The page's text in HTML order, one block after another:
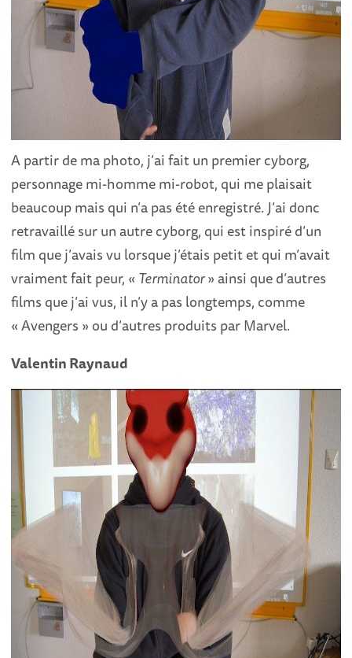
A partir de ma photo, j’ai fait un premier cyborg,
personnage mi-homme mi-robot, qui me plaisait
beaucoup mais qui n’a pas été enregistré. J’ai donc
retravaillé sur un autre cyborg, qui est inspiré d’un
film que j’avais vu lorsque j’étais petit et qui m’avait
vraiment fait peur, « Terminator» ainsi que d’autres
films que j’ai vus, il n’y a pas longtemps, comme
« Avengers » ou d’autres produits par Marvel.
Valentin Raynaud